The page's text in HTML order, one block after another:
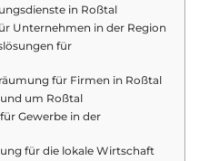
in Roßtal
Unternehmen in der Region
für
für Firmen in Roßtal
um Roßtal
Gewerbe in der
für die lokale Wirtschaft